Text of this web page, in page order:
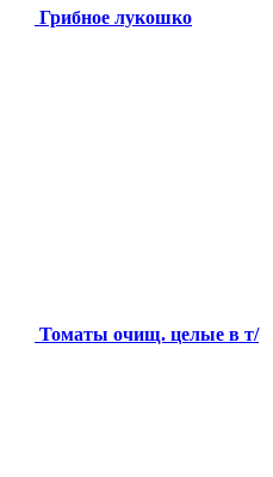
Грибное лукошко
Томаты очищ. целые в т/